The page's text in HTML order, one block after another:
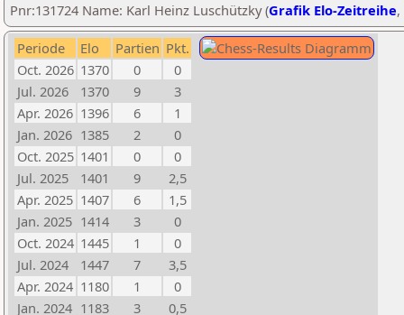
Pnr:131724 Name: Karl Heinz Luschützky (Grafik Elo-Zeitreihe,
Periode Elo Partien Pkt.
Oct. 2026 1370 0
0
Jul. 2026
1370 9
3
Apr. 2026 1396 6
1
Jan. 2026 1385 2
0
Oct. 2025 1401 0
0
Jul. 2025
1401 9
2,5
Apr. 2025 1407 6
1,5
Jan. 2025 1414 3
0
Oct. 2024 1445 1
0
Jul. 2024
1447 7
3,5
Apr. 2024 1180 1
0
Jan. 2024 1183 3 0,5